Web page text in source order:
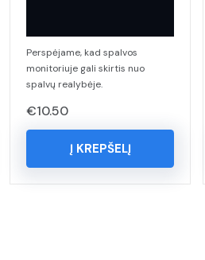
Perspėjame, kad spalvos
monitoriuje gali skirtis nuo
spalvų realybėje.
€10.50
Į KREPŠELĮ